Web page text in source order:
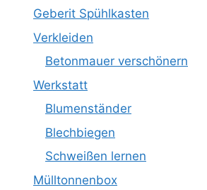
Geberit Spühlkasten
Verkleiden
Betonmauer verschönern
Werkstatt
Blumenständer
Blechbiegen
Schweißen lernen
Mülltonnenbox